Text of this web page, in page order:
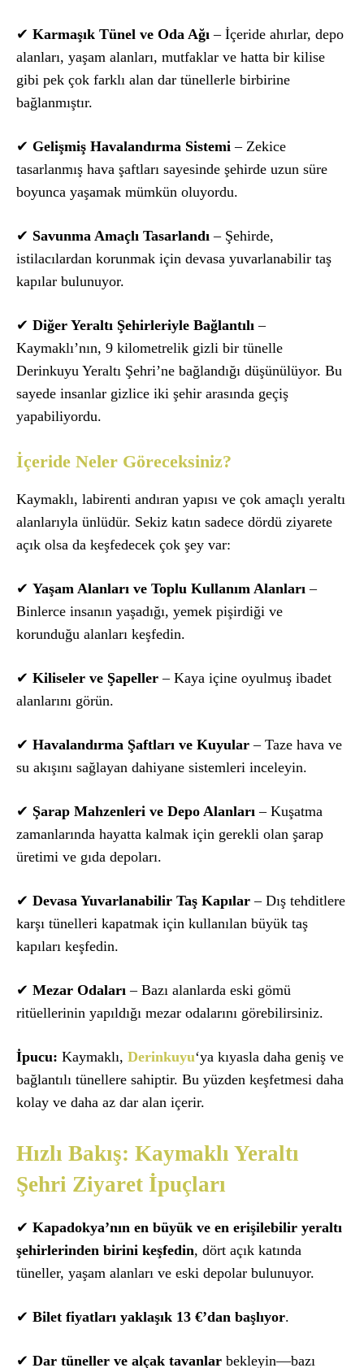
✔ Karmaşık Tünel ve Oda Ağı – İçeride ahırlar, depo
alanları, yaşam alanları, mutfaklar ve hatta bir kilise
gibi pek çok farklı alan dar tünellerle birbirine
bağlanmıştır.
✔ Gelişmiş Havalandırma Sistemi – Zekice
tasarlanmış hava şaftları sayesinde şehirde uzun süre
boyunca yaşamak mümkün oluyordu.
✔ Savunma Amaçlı Tasarlandı – Şehirde,
istilacılardan korunmak için devasa yuvarlanabilir taş
kapılar bulunuyor.
✔ Diğer Yeraltı Şehirleriyle Bağlantılı –
Kaymaklı’nın, 9 kilometrelik gizli bir tünelle
Derinkuyu Yeraltı Şehri’ne bağlandığı düşünülüyor. Bu
sayede insanlar gizlice iki şehir arasında geçiş
yapabiliyordu.
İçeride Neler Göreceksiniz?
Kaymaklı, labirenti andıran yapısı ve çok amaçlı yeraltı
alanlarıyla ünlüdür. Sekiz katın sadece dördü ziyarete
açık olsa da keşfedecek çok şey var:
✔ Yaşam Alanları ve Toplu Kullanım Alanları –
Binlerce insanın yaşadığı, yemek pişirdiği ve
korunduğu alanları keşfedin.
✔ Kiliseler ve Şapeller – Kaya içine oyulmuş ibadet
alanlarını görün.
✔ Havalandırma Şaftları ve Kuyular – Taze hava ve
su akışını sağlayan dahiyane sistemleri inceleyin.
✔ Şarap Mahzenleri ve Depo Alanları – Kuşatma
zamanlarında hayatta kalmak için gerekli olan şarap
üretimi ve gıda depoları.
✔ Devasa Yuvarlanabilir Taş Kapılar – Dış tehditlere
karşı tünelleri kapatmak için kullanılan büyük taş
kapıları keşfedin.
✔ Mezar Odaları – Bazı alanlarda eski gömü
ritüellerinin yapıldığı mezar odalarını görebilirsiniz.
İpucu: Kaymaklı, Derinkuyu‘ya kıyasla daha geniş ve
bağlantılı tünellere sahiptir. Bu yüzden keşfetmesi daha
kolay ve daha az dar alan içerir.
Hızlı Bakış: Kaymaklı Yeraltı
Şehri Ziyaret İpuçları
✔ Kapadokya’nın en büyük ve en erişilebilir yeraltı
şehirlerinden birini keşfedin, dört açık katında
tüneller, yaşam alanları ve eski depolar bulunuyor.
✔ Bilet fiyatları yaklaşık 13 €’dan başlıyor.
✔ Dar tüneller ve alçak tavanlar bekleyin—bazı